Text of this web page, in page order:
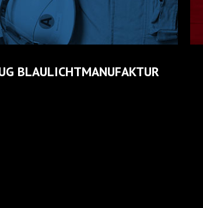
SAUTER BAGGERBETRIEB